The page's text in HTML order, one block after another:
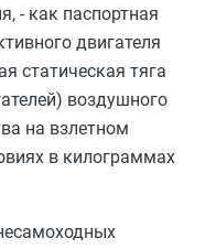
- как паспортная
двигателя
статическая тяга
воздушного
на взлетном
в килограммах